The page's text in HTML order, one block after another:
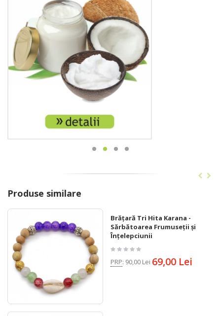
Produse similare
Brățară Tri Hita Karana -
Sărbătoarea Frumuseții și
Înțelepciunii
PRP: 90,00 Lei 69,00 Lei